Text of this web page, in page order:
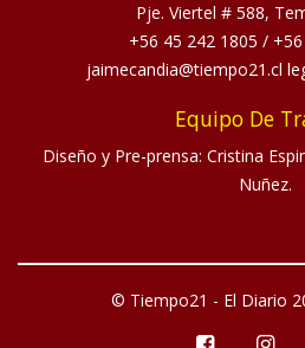
Pje. Viertel # 588,
+56 45 242 1805 /
jaimecandia@tiempo21.cl
Equipo De
Diseño y Pre-prensa: Cristina
Nuñez.
© Tiempo21 - El Diario